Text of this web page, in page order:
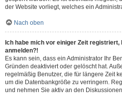
der Website vorliegt, welches ein
Nach oben
Ich habe mich vor einiger Zeit
anmelden?!
Es kann sein, dass ein Administrator Ihr
Gründen deaktiviert oder gelöscht hat.
regelmäßig Benutzer, die für längere Zeit
um die Datenbankgröße zu verringern.
und nehmen Sie aktiv an den